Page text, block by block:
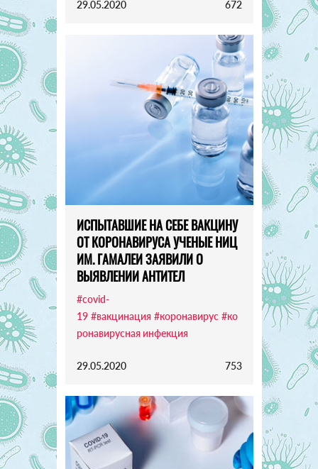
29.05.2020 672
ИСПЫТАВШИЕ НА СЕБЕ ВАКЦИНУ
ОТ КОРОНАВИРУСА УЧЕНЫЕ НИЦ
ИМ. ГАМАЛЕИ ЗАЯВИЛИ О
ВЫЯВЛЕНИИ АНТИТЕЛ
#covid-
19 #вакцинация #коронавирус #ко
ронавирусная инфекция
29.05.2020 753